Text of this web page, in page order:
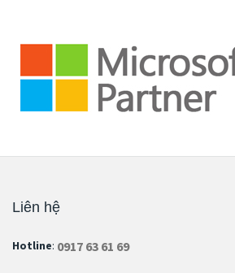
Liên hệ
Hotline: 0917 63 61 69